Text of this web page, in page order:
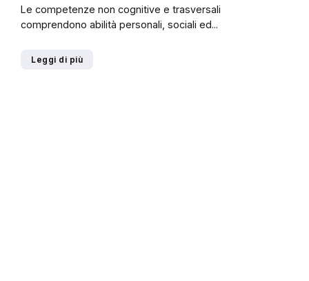
Le competenze non cognitive e trasversali
comprendono abilità personali, sociali ed...
Leggi di più